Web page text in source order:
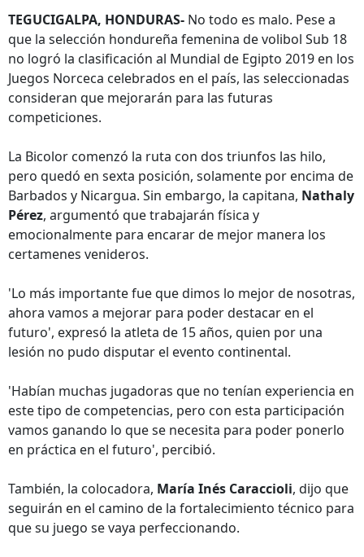
TEGUCIGALPA, HONDURAS- No todo es malo. Pese a
que la selección hondureña femenina de volibol Sub 18
no logró la clasificación al Mundial de Egipto 2019 en los
Juegos Norceca celebrados en el país, las seleccionadas
consideran que mejorarán para las futuras
competiciones.
La Bicolor comenzó la ruta con dos triunfos las hilo,
pero quedó en sexta posición, solamente por encima de
Barbados y Nicargua. Sin embargo, la capitana, Nathaly
Pérez, argumentó que trabajarán física y
emocionalmente para encarar de mejor manera los
certamenes venideros.
'Lo más importante fue que dimos lo mejor de nosotras,
ahora vamos a mejorar para poder destacar en el
futuro', expresó la atleta de 15 años, quien por una
lesión no pudo disputar el evento continental.
'Habían muchas jugadoras que no tenían experiencia en
este tipo de competencias, pero con esta participación
vamos ganando lo que se necesita para poder ponerlo
en práctica en el futuro', percibió.
También, la colocadora, María Inés Caraccioli, dijo que
seguirán en el camino de la fortalecimiento técnico para
que su juego se vaya perfeccionando.